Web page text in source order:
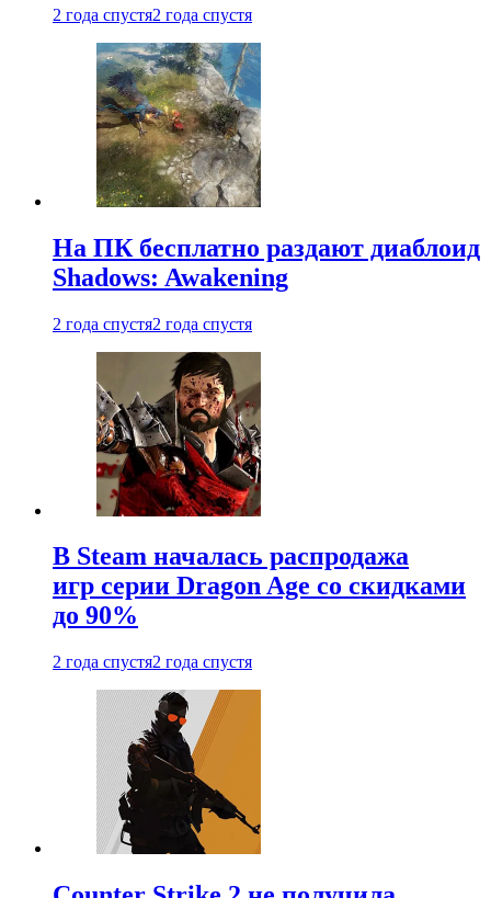
2 года спустя2 года спустя
На ПК бесплатно раздают диаблоид
Shadows: Awakening
2 года спустя2 года спустя
В Steam началась распродажа
игр серии Dragon Age со скидками
до 90%
2 года спустя2 года спустя